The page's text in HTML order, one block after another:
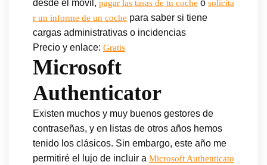
desde el móvil, pagar las tasas de tu coche o solicita
r un informe de un coche para saber si tiene
cargas administrativas o incidencias
Precio y enlace: Gratis
Microsoft
Authenticator
Existen muchos y muy buenos gestores de
contraseñas, y en listas de otros años hemos
tenido los clásicos. Sin embargo, este año me
permitiré el lujo de incluir a Microsoft Authenticato